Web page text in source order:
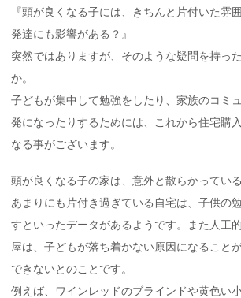
『頭が良くなる子には、きちんと片付いた雰
発達にも影響がある？』
突然ではありますが、そのような疑問を持っ
か。
子どもが集中して勉強をしたり、家族のコミ
発になったりするためには、これから住宅購
なる事がございます。
頭が良くなる子の家は、意外と散らかっている
あまりにも片付き過ぎている自宅は、子供の
すといったデータがあるようです。また人工
屋は、子どもが落ち着かない原因になること
できないとのことです。
例えば、ワインレッドのブラインドや黄色い